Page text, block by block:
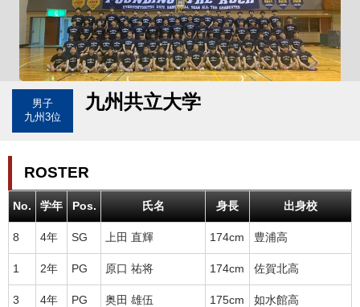
男子
九州3位
九州共立大学
ROSTER
No. 学年 Pos. 氏名 身長 出身校
8 4年 SG 上田 直輝 174cm 豊浦高
1 2年 PG 原口 祐将 174cm 佐賀北高
3 4年 PG 奥田 雄伍 175cm 如水館高